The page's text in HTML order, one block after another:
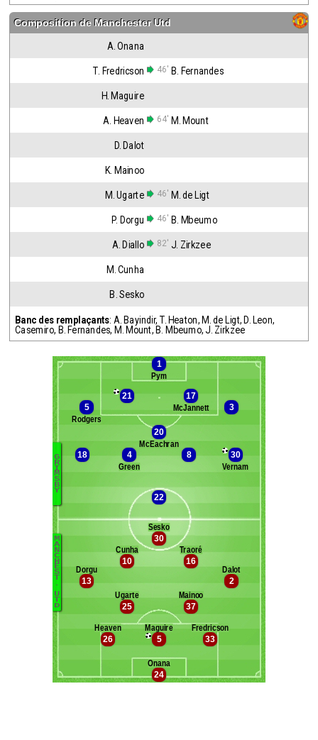
Composition de Manchester Utd
A. Onana
T. Fredricson 46' B. Fernandes
H. Maguire
A. Heaven 64' M. Mount
D. Dalot
K. Mainoo
M. Ugarte 46' M. de Ligt
P. Dorgu 46' B. Mbeumo
A. Diallo 82' J. Zirkzee
M. Cunha
B. Sesko
Banc des remplaçants: A. Bayindir, T. Heaton, M. de Ligt, D. Leon,
Casemiro, B. Fernandes, M. Mount, B. Mbeumo,J. Zirkzee